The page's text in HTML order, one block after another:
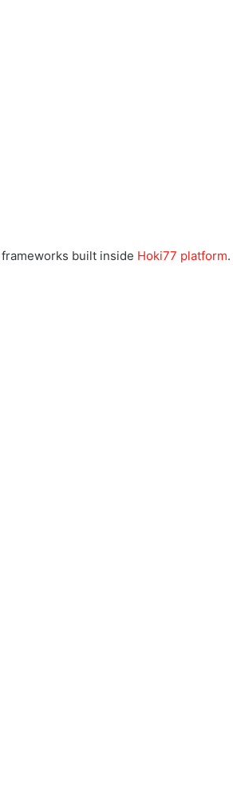
built inside Hoki77 platform.